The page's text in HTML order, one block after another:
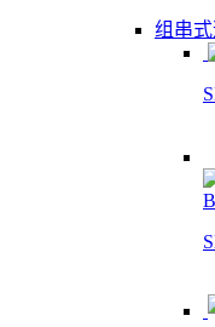
组串